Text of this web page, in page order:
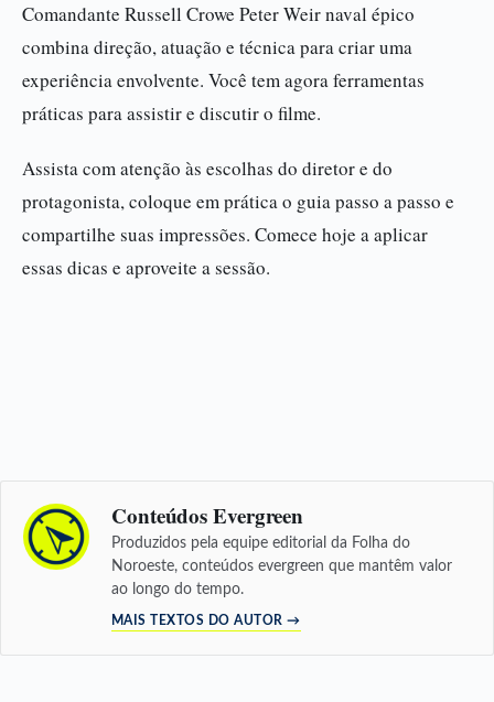
Comandante Russell Crowe Peter Weir naval épico
combina direção, atuação e técnica para criar uma
experiência envolvente. Você tem agora ferramentas
práticas para assistir e discutir o filme.
Assista com atenção às escolhas do diretor e do
protagonista, coloque em prática o guia passo a passo e
compartilhe suas impressões. Comece hoje a aplicar
essas dicas e aproveite a sessão.
Conteúdos Evergreen
Produzidos pela equipe editorial da Folha do
Noroeste, conteúdos evergreen que mantêm valor
ao longo do tempo.
MAIS TEXTOS DO AUTOR →